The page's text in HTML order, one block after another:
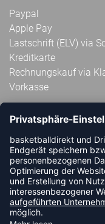
Paypal
Apple Pay
Lastschrift (ELV) via
Kreditkarte
Rechnungskauf via
Vorkasse
ABONNIERE JETZT
HANDBALLDIREKT-
NEUIGKEIT ODER